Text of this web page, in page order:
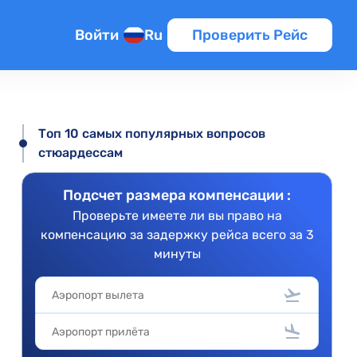
Войти Ru Проверить Рейс
Топ 10 самых популярных вопросов
стюардессам
Подсчет размера компенсации :
Проверьте имеете ли вы право на
компенсацию за задержку рейса всего за 3
минуты